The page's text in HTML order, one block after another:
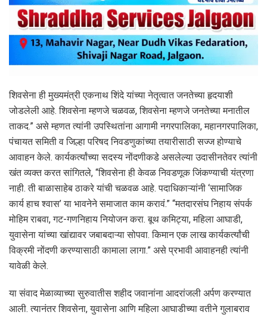
शिवसेना ही मुख्यमंत्री एकनाथ शिंदे यांच्या नेतृत्वात जनतेच्या हृदयाशी
जोडलेली आहे. शिवसेना म्हणजे चळवळ, शिवसेना म्हणजे जनतेच्या मनातील
ताकद.” असे म्हणत त्यांनी उपस्थितांना आगामी नगरपालिका, महानगरपालिका,
पंचायत समिती व जिल्हा परिषद निवडणुकांच्या तयारीसाठी सज्ज होण्याचे
आवाहन केले. कार्यकर्त्यांच्या सदस्य नोंदणीकडे असलेल्या उदासीनतेवर त्यांनी
खंत व्यक्त करत सांगितले, “शिवसेना ही केवळ निवडणूक जिंकण्याची यंत्रणा
नाही. ती बाळासाहेब ठाकरे यांची चळवळ आहे. पदाधिकाऱ्यांनी ‘सामाजिक
कार्य हाच श्वास’ या भावनेने समाजात काम करावं.” “मतदारसंघ निहाय संपर्क
मोहिम राबवा, गट-गणनिहाय नियोजन करा. बूथ कमिट्या, महिला आघाडी,
युवासेना यांच्या खांद्यावर जबाबदाऱ्या सोपवा. किमान एक लाख कार्यकर्त्यांची
विक्रमी नोंदणी करण्यासाठी कामाला लागा.” असे प्रभावी आवाहनही त्यांनी
यावेळी केले.
या संवाद मेळाव्याच्या सुरुवातीस शहीद जवानांना आदरांजली अर्पण करण्यात
आली. त्यानंतर शिवसेना, युवासेना आणि महिला आघाडीच्या वतीने गुलाबराव